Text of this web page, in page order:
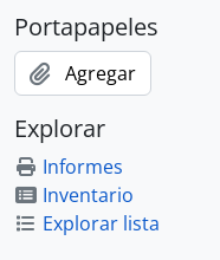
Portapapeles
Agregar
Explorar
Informes
Inventario
Explorar lista